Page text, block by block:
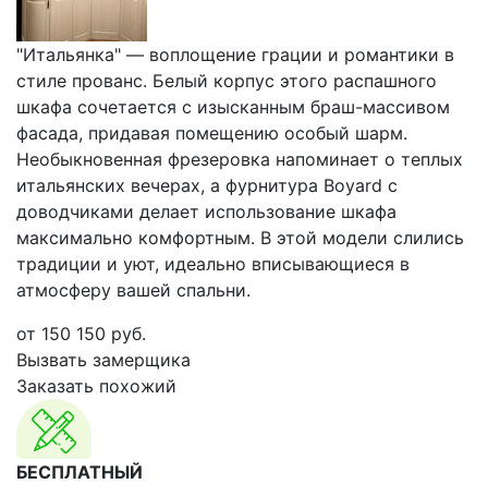
"Итальянка" — воплощение грации и романтики в
стиле прованс. Белый корпус этого распашного
шкафа сочетается с изысканным браш-массивом
фасада, придавая помещению особый шарм.
Необыкновенная фрезеровка напоминает о теплых
итальянских вечерах, а фурнитура Boyard с
доводчиками делает использование шкафа
максимально комфортным. В этой модели слились
традиции и уют, идеально вписывающиеся в
атмосферу вашей спальни.
от 150 150 руб.
Вызвать замерщика
Заказать похожий
БЕСПЛАТНЫЙ